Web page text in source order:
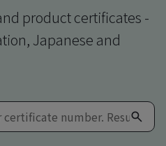
product certificates -
Japanese and